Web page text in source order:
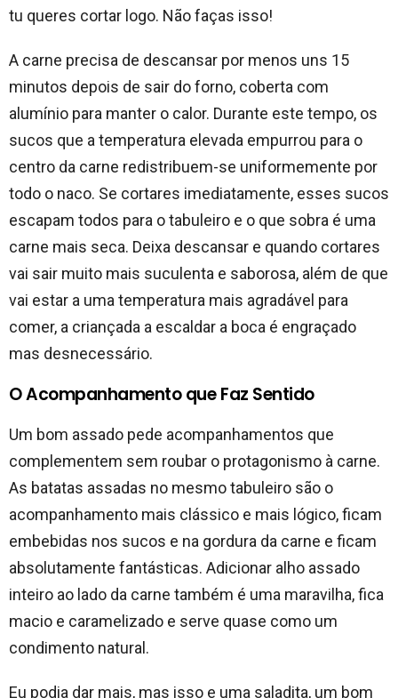
tu queres cortar logo. Não faças isso!
A carne precisa de descansar por menos uns 15
minutos depois de sair do forno, coberta com
alumínio para manter o calor. Durante este tempo, os
sucos que a temperatura elevada empurrou para o
centro da carne redistribuem-se uniformemente por
todo o naco. Se cortares imediatamente, esses sucos
escapam todos para o tabuleiro e o que sobra é uma
carne mais seca. Deixa descansar e quando cortares
vai sair muito mais suculenta e saborosa, além de que
vai estar a uma temperatura mais agradável para
comer, a criançada a escaldar a boca é engraçado
mas desnecessário.
O Acompanhamento que Faz Sentido
Um bom assado pede acompanhamentos que
complementem sem roubar o protagonismo à carne.
As batatas assadas no mesmo tabuleiro são o
acompanhamento mais clássico e mais lógico, ficam
embebidas nos sucos e na gordura da carne e ficam
absolutamente fantásticas. Adicionar alho assado
inteiro ao lado da carne também é uma maravilha, fica
macio e caramelizado e serve quase como um
condimento natural.
Eu podia dar mais, mas isso e uma saladita, um bom